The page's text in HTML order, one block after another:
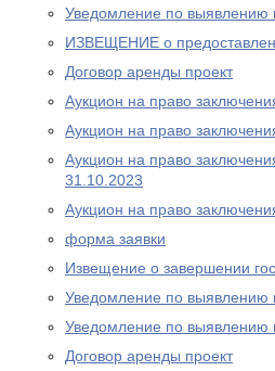
Уведомление по выявлению
ИЗВЕЩЕНИЕ о
Договор аренды проект
Аукцион на право
Аукцион на право
Аукцион на право
31.10.2023
Аукцион на право
форма заявки
Извещение о завершении
Уведомление по выявлению
Уведомление по выявлению
Договор аренды проект